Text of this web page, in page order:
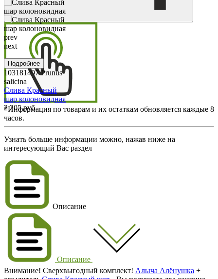
prev
next
Подробнее
103181497 Prunus
salicina
Слива Красный
шар колоновидная
2 205 руб.
*Информация по товарам и их остаткам обновляется каждые 8
часов.
Узнать больше информации можно, нажав ниже на
интересующий Вас раздел
Описание
Описание
Внимание! Сверхвыгодный комплект! Алыча Алёнушка +